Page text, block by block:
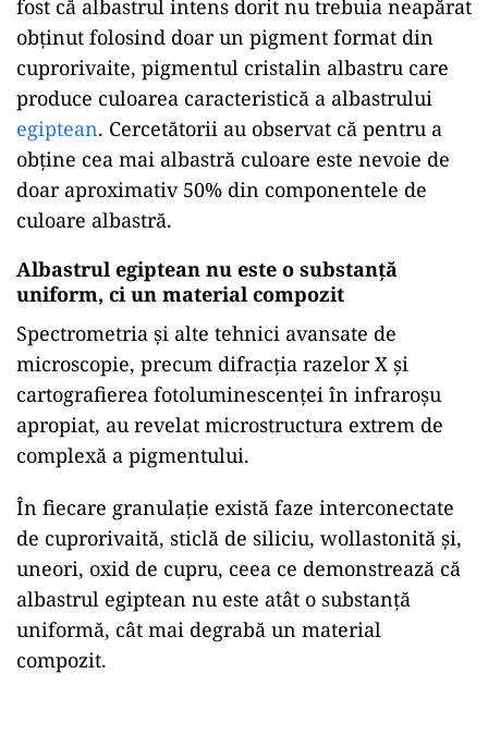
fost că albastrul intens dorit nu trebuia neapărat
obținut folosind doar un pigment format din
cuprorivaite, pigmentul cristalin albastru care
produce culoarea caracteristică a albastrului
egiptean. Cercetătorii au observat că pentru a
obține cea mai albastră culoare este nevoie de
doar aproximativ 50% din componentele de
culoare albastră.
Albastrul egiptean nu este o substanță
uniform, ci un material compozit
Spectrometria și alte tehnici avansate de
microscopie, precum difracția razelor X și
cartografierea fotoluminescenței în infraroșu
apropiat, au revelat microstructura extrem de
complexă a pigmentului.
În fiecare granulație există faze interconectate
de cuprorivaită, sticlă de siliciu, wollastonită și,
uneori, oxid de cupru, ceea ce demonstrează că
albastrul egiptean nu este atât o substanță
uniformă, cât mai degrabă un material
compozit.